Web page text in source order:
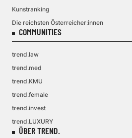
Kunstranking
Die reichsten Österreicher:innen
COMMUNITIES
trend.law
trend.med
trend.KMU
trend.female
trend.invest
trend.LUXURY
ÜBER TREND.